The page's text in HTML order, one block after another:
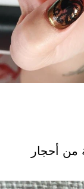
من أحجار